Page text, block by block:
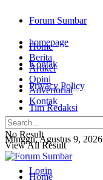
Forum Sumbar
homepage
Kontak
Privacy Policy
Tim Redaksi
Minggu, Agustus 9, 2026
Login
Home
Berita
Artikel
Opini
Advertorial
Kontak
No Result
View All Result
Home